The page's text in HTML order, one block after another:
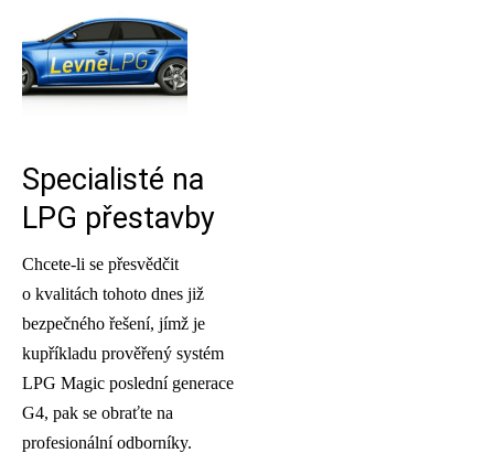
Specialisté na
LPG přestavby
Chcete-li se přesvědčit
o kvalitách tohoto dnes již
bezpečného řešení, jímž je
kupříkladu prověřený systém
LPG Magic poslední generace
G4, pak se obraťte na
profesionální odborníky.